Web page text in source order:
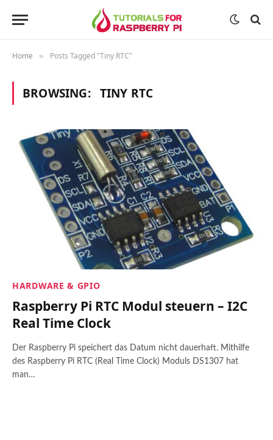
Home » Posts Tagged "Tiny RTC"
BROWSING: TINY RTC
HARDWARE & GPIO
Raspberry Pi RTC Modul steuern – I2C
Real Time Clock
Der Raspberry Pi speichert das Datum nicht dauerhaft. Mithilfe
des Raspberry Pi RTC (Real Time Clock) Moduls DS1307 hat
man…